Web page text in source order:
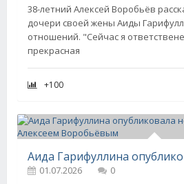
38-летний Алексей Воробьёв
дочери своей жены Аиды
отношений. "Сейчас я
прекрасная
+100
01.07.2026
0